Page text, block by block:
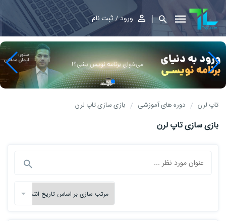
ورود ثبت نام
تاپ لرن دوره های آموزشی بازی سازی تاپ لرن
بازی سازی تاپ لرن